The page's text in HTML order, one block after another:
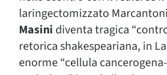
laringectomizzato
Masini diventa tragica
retorica shakespeariana, in
enorme “cellula